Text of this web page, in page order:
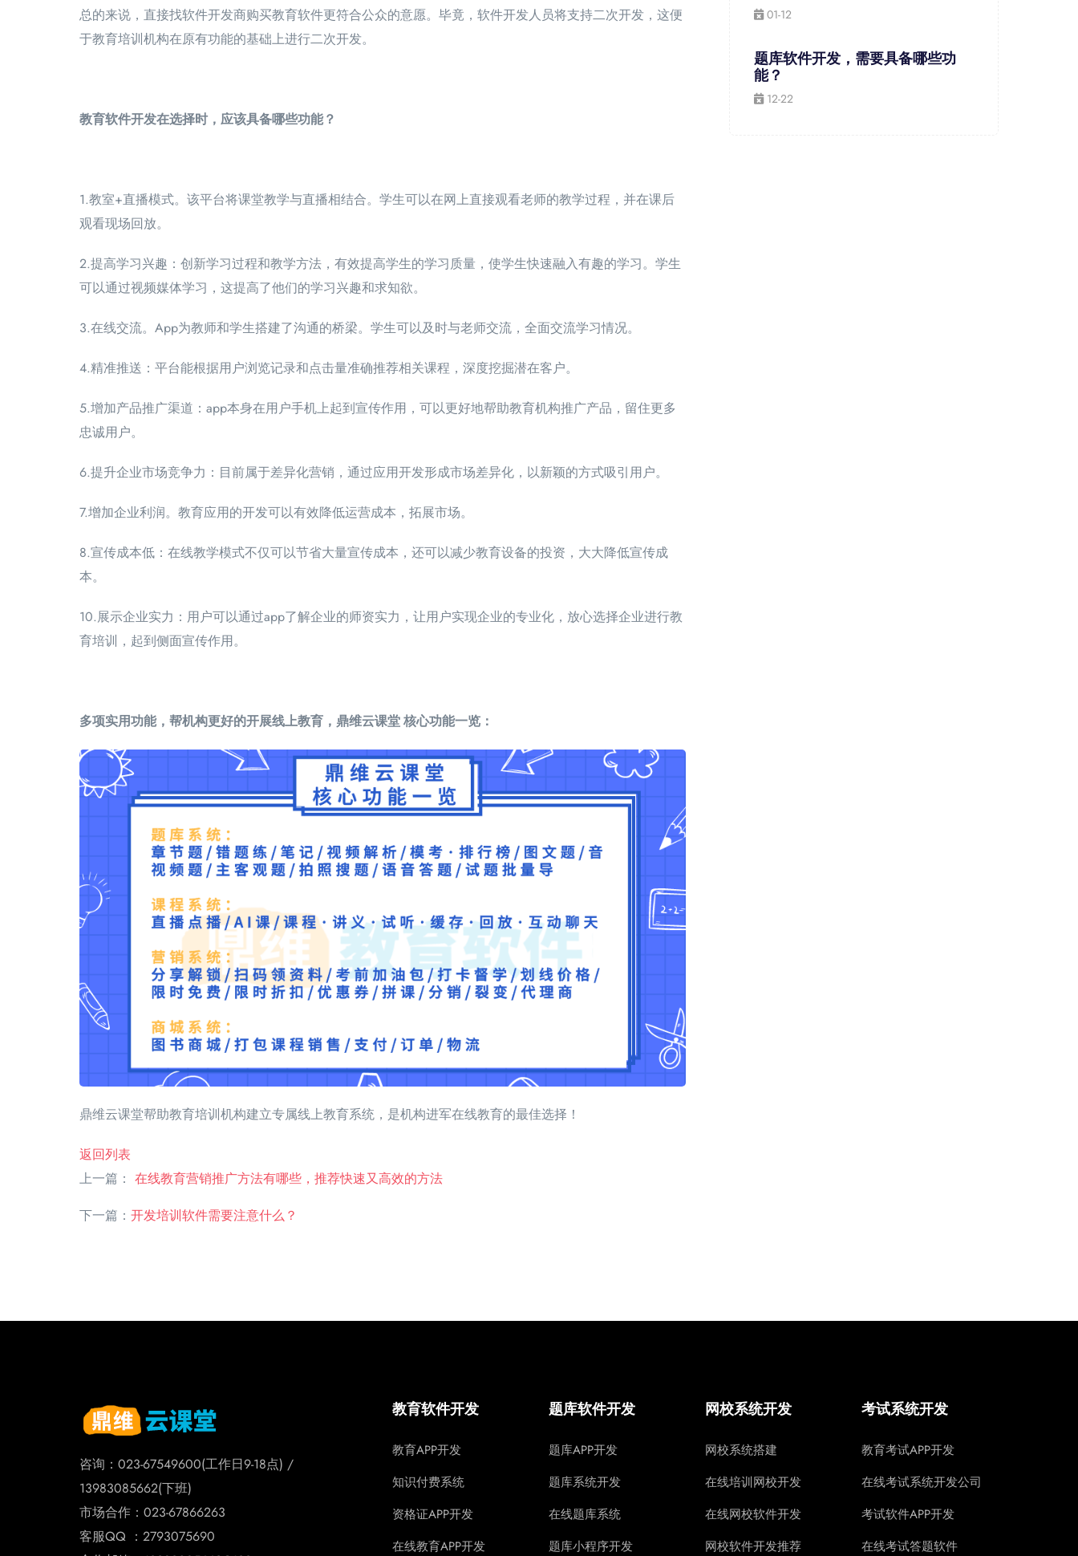
总的来说，直接找软件开发商购买教育软件更符合公众的意愿。毕竟，软件开发人员将支持二次开发，这便
于教育培训机构在原有功能的基础上进行二次开发。
教育软件开发在选择时，应该具备哪些功能？
1.教室+直播模式。该平台将课堂教学与直播相结合。学生可以在网上直接观看老师的教学过程，并在课后
观看现场回放。
2.提高学习兴趣：创新学习过程和教学方法，有效提高学生的学习质量，使学生快速融入有趣的学习。学生
可以通过视频媒体学习，这提高了他们的学习兴趣和求知欲。
3.在线交流。App为教师和学生搭建了沟通的桥梁。学生可以及时与老师交流，全面交流学习情况。
4.精准推送：平台能根据用户浏览记录和点击量准确推荐相关课程，深度挖掘潜在客户。
5.增加产品推广渠道：app本身在用户手机上起到宣传作用，可以更好地帮助教育机构推广产品，留住更多
忠诚用户。
6.提升企业市场竞争力：目前属于差异化营销，通过应用开发形成市场差异化，以新颖的方式吸引用户。
7.增加企业利润。教育应用的开发可以有效降低运营成本，拓展市场。
8.宣传成本低：在线教学模式不仅可以节省大量宣传成本，还可以减少教育设备的投资，大大降低宣传成
本。
10.展示企业实力：用户可以通过app了解企业的师资实力，让用户实现企业的专业化，放心选择企业进行教
育培训，起到侧面宣传作用。
多项实用功能，帮机构更好的开展线上教育，鼎维云课堂 核心功能一览：
鼎维云课堂帮助教育培训机构建立专属线上教育系统，是机构进军在线教育的最佳选择！
返回列表
上一篇： 在线教育营销推广方法有哪些，推荐快速又高效的方法
下一篇： 开发培训软件需要注意什么？
01-12
题库软件开发，需要具备哪些功
能？
12-22
咨询：023-67549600(工作日9-18点) /
13983085662(下班)
市场合作：023-67866263
客服QQ ：2793075690
教育软件开发
教育APP开发
知识付费系统
资格证APP开发
在线教育APP开发
题库软件开发
题库APP开发
题库系统开发
在线题库系统
题库小程序开发
网校系统开发
网校系统搭建
在线培训网校开发
在线网校软件开发
网校软件开发推荐
考试系统开发
教育考试APP开发
在线考试系统开发公司
考试软件APP开发
在线考试答题软件